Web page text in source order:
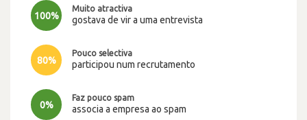
100%
Muito atractiva
gostava de vir a uma entrevista
80%
Pouco selectiva
participou num recrutamento
0%
Faz pouco spam
associa a empresa ao spam